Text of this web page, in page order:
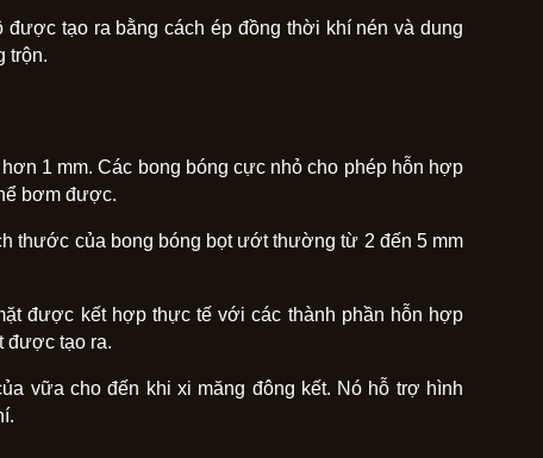
tạo ra bằng cách ép đồng thời khí nén và dung
trộn.
1 mm. Các bong bóng cực nhỏ cho phép hỗn hợp
bơm được.
thước của bong bóng bọt ướt thường từ 2 đến 5 mm
được kết hợp thực tế với các thành phần hỗn hợp
được tạo ra.
vữa cho đến khi xi măng đông kết. Nó hỗ trợ hình